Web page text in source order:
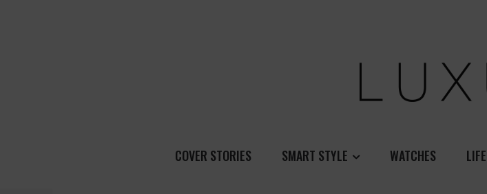
COVER STORIES SMART STYLE WATCHES LIFE